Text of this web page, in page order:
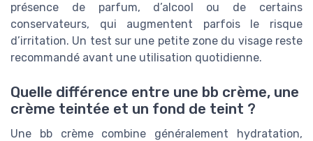
présence de parfum, d’alcool ou de certains
conservateurs, qui augmentent parfois le risque
d’irritation. Un test sur une petite zone du visage reste
recommandé avant une utilisation quotidienne.
Quelle différence entre une bb crème, une
crème teintée et un fond de teint ?
Une bb crème combine généralement hydratation,